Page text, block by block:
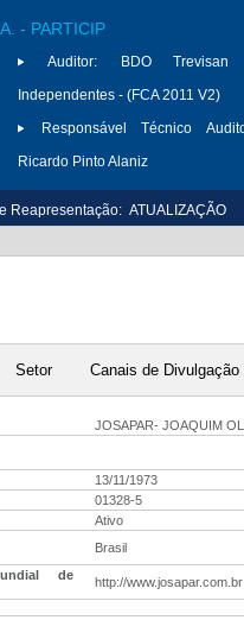
- PARTICIP
Auditor:
BDO Trevisan
Independentes - (FCA 2011 V2)
Responsável Técnico
Ricardo Pinto Alaniz
Reapresentação: ATUALIZAÇÃO